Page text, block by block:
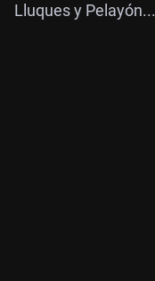
Lluques y Pelayón...